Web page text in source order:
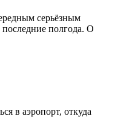
серьёзным
полгода. О
в аэропорт, откуда